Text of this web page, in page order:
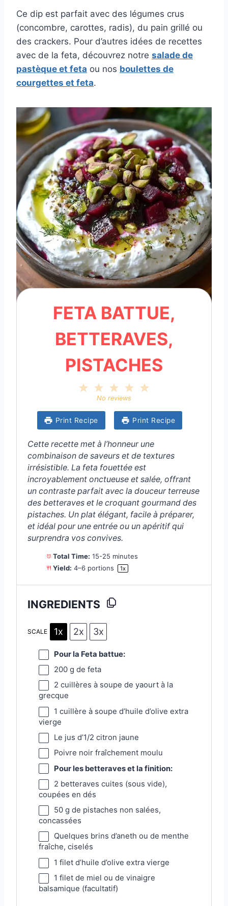
Ce dip est parfait avec des légumes crus
(concombre, carottes, radis), du pain grillé ou
des crackers. Pour d’autres idées de recettes
avec de la feta, découvrez notre salade de
pastèque et feta ou nos boulettes de
courgettes et feta.
FETA BATTUE,
BETTERAVES,
PISTACHES
a
r
s
4
a
r
s
3
S
a
r
s
2
S
a
a
r
No reviews
Print Recipe Print Recipe
Cette recette met à l’honneur une
combinaison de saveurs et de textures
irrésistible. La feta fouettée est
incroyablement onctueuse et salée, offrant
un contraste parfait avec la douceur terreuse
des betteraves et le croquant gourmand des
pistaches. Un plat élégant, facile à préparer,
et idéal pour une entrée ou un apéritif qui
surprendra vos convives.
Total Time: 15-25 minutes
Yield: 4–6portions 1x
INGREDIENTS
SCALE 1x 2x 3x
Pour la Feta battue:
200 g de feta
2 cuillères à soupe de yaourt à la
grecque
1 cuillère à soupe d’huile d’olive extra
vierge
Le jus d’1/2 citron jaune
Poivre noir fraîchement moulu
Pour les betteraves et la finition:
2 betteraves cuites (sous vide),
coupées en dés
50 g de pistaches non salées,
concassées
Quelques brins d’aneth ou de menthe
fraîche, ciselés
1 filet d’huile d’olive extra vierge
1 filet de miel ou de vinaigre
balsamique (facultatif)